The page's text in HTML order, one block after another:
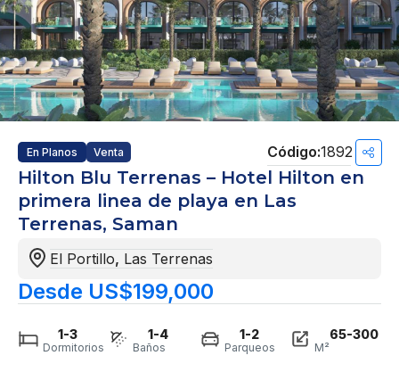
En Planos Venta 1892
Hilton Blu Terrenas – Hotel Hilton en
primera linea de playa en Las
Terrenas, Saman
El Portillo, Las Terrenas
Desde US$199,000
1-3
Dormitorios
1-4
Baños
1-2
Parqueos
65-300
M²